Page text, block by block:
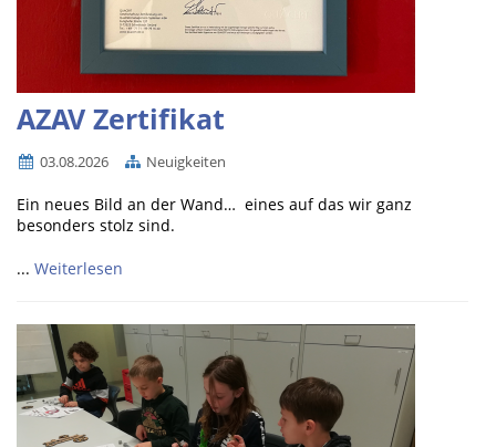
AZAV Zertifikat
03.08.2026 Neuigkeiten
Ein neues Bild an der Wand… eines auf das wir ganz
besonders stolz sind.
... Weiterlesen